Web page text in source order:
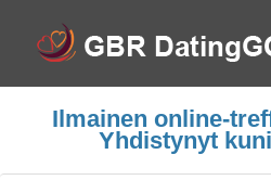
Ilmainen online-
Yhdistynyt